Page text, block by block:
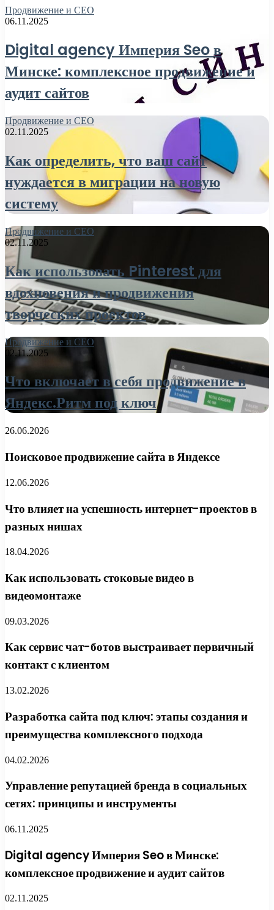
Продвижение и СЕО
06.11.2025
Digital agency Империя Seo в
Минске: комплексное продвижение и
аудит сайтов
Продвижение и СЕО
02.11.2025
Как определить, что ваш сайт
нуждается в миграции на новую
систему
Продвижение и СЕО
02.11.2025
Как использовать Pinterest для
вдохновения и продвижения
творческих проектов
Продвижение и СЕО
02.11.2025
Что включает в себя продвижение в
Яндекс.Ритм под ключ
26.06.2026
Поисковое продвижение сайта в Яндексе
12.06.2026
Что влияет на успешность интернет-проектов в
разных нишах
18.04.2026
Как использовать стоковые видео в
видеомонтаже
09.03.2026
Как сервис чат-ботов выстраивает первичный
контакт с клиентом
13.02.2026
Разработка сайта под ключ: этапы создания и
преимущества комплексного подхода
04.02.2026
Управление репутацией бренда в социальных
сетях: принципы и инструменты
06.11.2025
Digital agency Империя Seo в Минске:
комплексное продвижение и аудит сайтов
02.11.2025